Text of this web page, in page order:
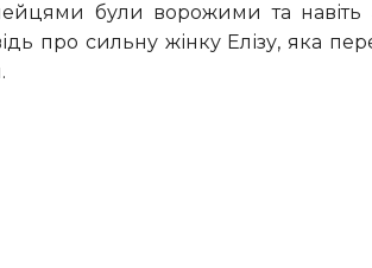
були ворожими та навіть
про сильну жінку Елізу, яка